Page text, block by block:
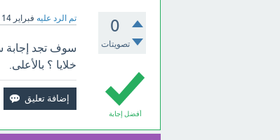
0
تصويتات
تم الرد عليه فبراير 14
أفضل إجابة
خلايا ؟ بالأعلى.